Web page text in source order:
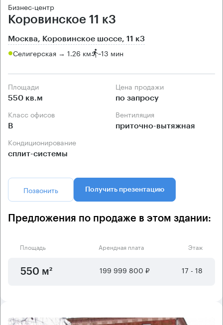
Бизнес-центр
Коровинское 11 к3
Москва, Коровинское шоссе, 11 к3
Селигерская → 1.26 км ~13 мин
Площади
550 кв.м
Цена продажи
по запросу
Класс офисов
B
Вентиляция
приточно-вытяжная
Кондиционирование
сплит-системы
Позвонить Получить презентацию
Предложения по продаже в этом здании:
Площадь Арендная плата Этаж
550 м² 199 999 800 ₽ 17 - 18